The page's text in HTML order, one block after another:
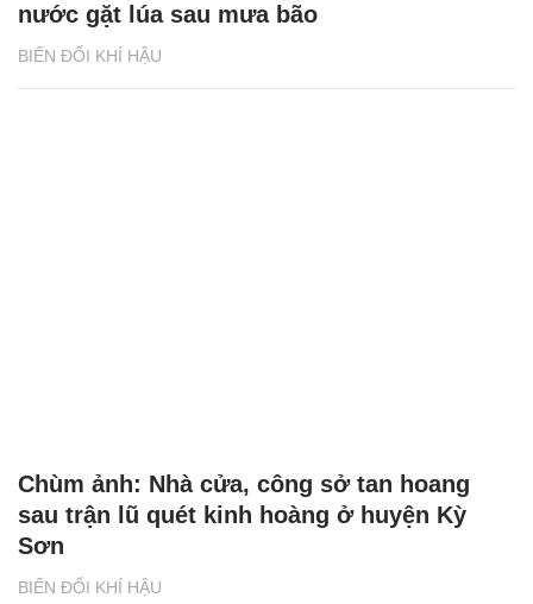
BIẾN ĐỔI KHÍ HẬU
nước gặt lúa sau mưa bão
BIẾN ĐỔI KHÍ HẬU
Chùm ảnh: Nhà cửa, công sở tan hoang
sau trận lũ quét kinh hoàng ở huyện Kỳ
Sơn